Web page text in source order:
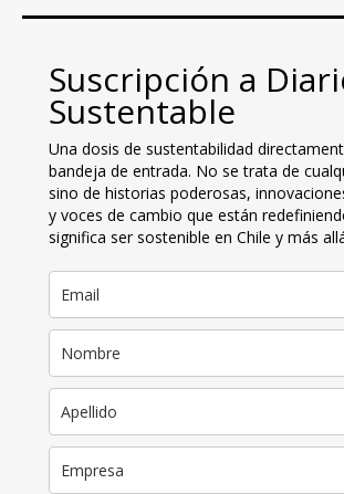
Suscripción a
Sustentable
Una dosis de sustentabilidad
bandeja de entrada. No se trata de
sino de historias poderosas,
y voces de cambio que están
significa ser sostenible en Chile y más